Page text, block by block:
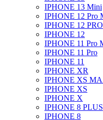
IPHONE 13 Mini
IPHONE 12 Pro
IPHONE 12 PRO
IPHONE 12
IPHONE 11 Pro
IPHONE 11 Pro
IPHONE 11
IPHONE XR
IPHONE XS
IPHONE XS
IPHONE X
IPHONE 8 PLUS
IPHONE 8